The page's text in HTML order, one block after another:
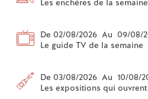
Les enchères de la semaine
De 02/08/2026 Au 09/08/
Le guide TV de la semaine
De 03/08/2026 Au 10/08/
Les expositions qui